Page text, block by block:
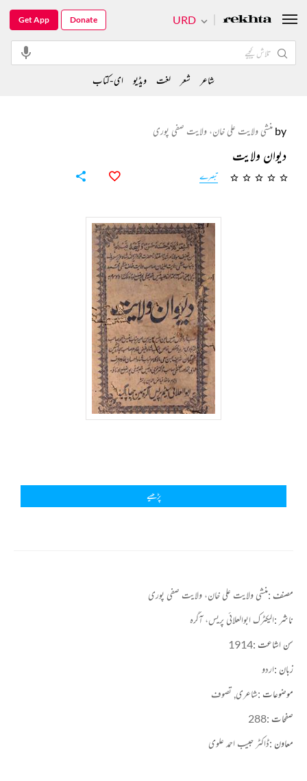
by منشی ولایت علی خان، ولایت صفی پوری
دیوان ولایت
تبصرے
پڑھیے
مصنف :منشی ولایت علی خان، ولایت صفی پوری
ناشر :الیکٹرک ابوالعلائی پریس، آگرہ
سن اشاعت :1914
زبان :اردو
موضوعات :شاعری, تصوف
صفحات :288
معاون :ڈاکٹر حبیب احمد علوی
URD
Get App Donate
شاعر شعر لغت ویڈیو ای-کتاب